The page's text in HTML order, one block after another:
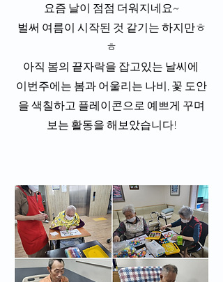
요즘 날이 점점 더워지네요~
벌써 여름이 시작된 것 같기는 하지만ㅎ
ㅎ
아직 봄의 끝자락을 잡고있는 날씨에
이번주에는 봄과 어울리는 나비, 꽃 도안
을 색칠하고 플레이콘으로 예쁘게 꾸며
보는 활동을 해보았습니다!